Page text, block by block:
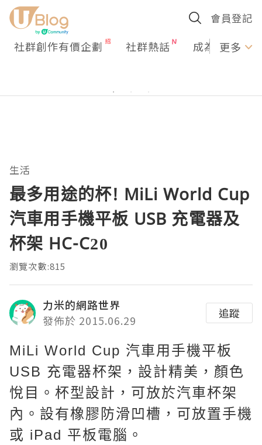
會員登記
社群創作有價企劃 社群熱話 成為U更多
生活
最多用途的杯! MiLi World Cup
汽車用手機平板 USB 充電器及
杯架 HC-C20
瀏覽次數:815
力米的網路世界
發佈於 2015.06.29
追蹤
MiLi World Cup 汽車用手機平板
USB 充電器杯架，設計精美，顏色
悅目。杯型設計，可放於汽車杯架
內。設有橡膠防滑凹槽，可放置手機
或 iPad 平板電腦。